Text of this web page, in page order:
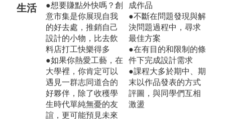
生活
●想要賺點外快嗎？創
意市集是你展現自我
的好去處，推銷自己
設計的小物，比去飲
料店打工快樂得多
●如果你熱愛工藝，在
大學裡，你肯定可以
遇見一群志同道合的
好夥伴，除了收穫學
生時代單純無憂的友
誼，更可能預見未來
成作品
●不斷在問題發現與解
決問題過程中，尋求
最佳方案
●在有目的和限制的條
件下完成設計需求
●課程大多於期中、期
末以作品發表的方式
評圖，與同學們互相
激盪